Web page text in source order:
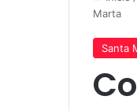
Marta
Santa